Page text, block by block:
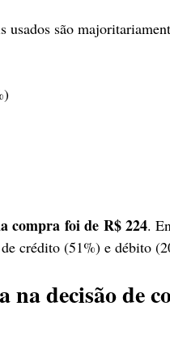
usados são
compra foi de R$ 224.
crédito (51%) e débito
na decisão de